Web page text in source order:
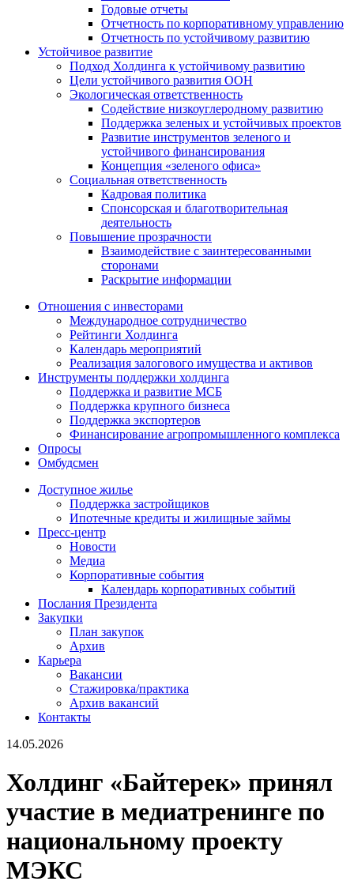
Годовые отчеты
Отчетность по корпоративному управлению
Отчетность по устойчивому развитию
Устойчивое развитие
Подход Холдинга к устойчивому развитию
Цели устойчивого развития ООН
Экологическая ответственность
Содействие низкоуглеродному развитию
Поддержка зеленых и устойчивых проектов
Развитие инструментов зеленого и
устойчивого финансирования
Концепция «зеленого офиса»
Социальная ответственность
Кадровая политика
Спонсорская и благотворительная
деятельность
Повышение прозрачности
Взаимодействие с заинтересованными
сторонами
Раскрытие информации
Отношения с инвесторами
Международное сотрудничество
Рейтинги Холдинга
Календарь мероприятий
Реализация залогового имущества и активов
Инструменты поддержки холдинга
Поддержка и развитие МСБ
Поддержка крупного бизнеса
Поддержка экспортеров
Финансирование агропромышленного комплекса
Опросы
Омбудсмен
Доступное жилье
Поддержка застройщиков
Ипотечные кредиты и жилищные займы
Пресс-центр
Новости
Медиа
Корпоративные события
Календарь корпоративных событий
Послания Президента
Закупки
План закупок
Архив
Карьера
Вакансии
Стажировка/практика
Архив вакансий
Контакты
14.05.2026
Холдинг «Байтерек» принял
участие в медиатренинге по
национальному проекту
МЭКС